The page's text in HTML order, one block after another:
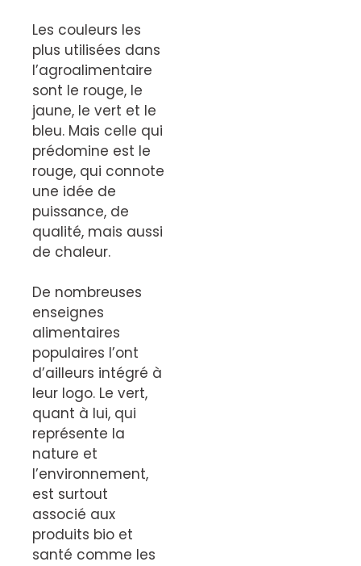
Les couleurs les
plus utilisées dans
l’agroalimentaire
sont le rouge, le
jaune, le vert et le
bleu. Mais celle qui
prédomine est le
rouge, qui connote
une idée de
puissance, de
qualité, mais aussi
de chaleur.
De nombreuses
enseignes
alimentaires
populaires l’ont
d’ailleurs intégré à
leur logo. Le vert,
quant à lui, qui
représente la
nature et
l’environnement,
est surtout
associé aux
produits bio et
santé comme les